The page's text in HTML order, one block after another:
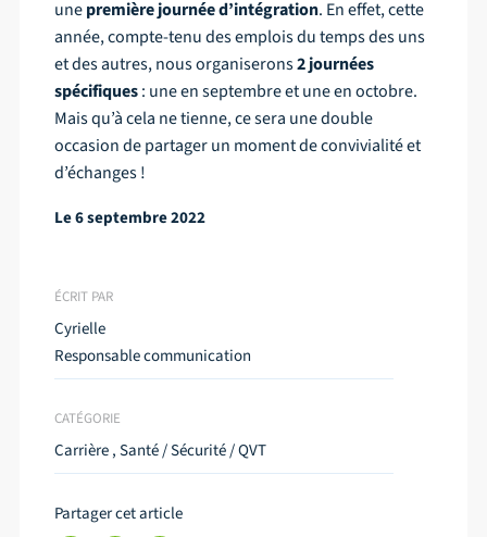
unepremière journée d’intégration. En effet, cette
année, compte-tenu des emplois du temps des uns
et des autres, nous organiserons2 journées
spécifiques: une en septembre et une en octobre.
Mais qu’à cela ne tienne, ce sera une double
occasion de partager un moment de convivialité et
d’échanges !
Le 6 septembre 2022
ÉCRIT PAR
Cyrielle
Responsable communication
CATÉGORIE
Carrière,Santé / Sécurité / QVT
Partager cet article